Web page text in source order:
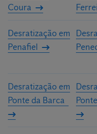
Coura
Desratização em
Penafiel
Desratização em
Ponte da Barca